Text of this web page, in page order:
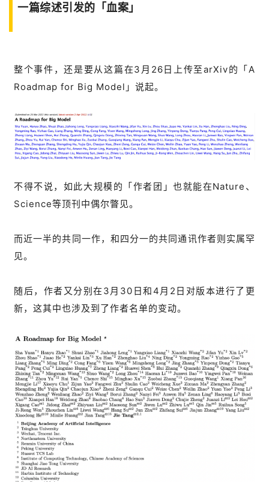
一篇综述引发的「血案」
整个事件，还是要从这篇在3月26日上传至arXiv的「A
Roadmap for Big Model」说起。
不得不说，如此大规模的「作者团」也就能在Nature、
Science等顶刊中偶尔瞥见。
而近一半的共同一作，和四分一的共同通讯作者则实属罕
见。
随后，作者又分别在3月30日和4月2日对版本进行了更
新，这其中也涉及到了作者名单的变动。